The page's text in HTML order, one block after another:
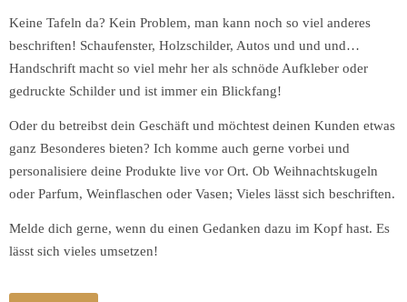
Keine Tafeln da? Kein Problem, man kann noch so viel anderes
beschriften! Schaufenster, Holzschilder, Autos und und und…
Handschrift macht so viel mehr her als schnöde Aufkleber oder
gedruckte Schilder und ist immer ein Blickfang!
Oder du betreibst dein Geschäft und möchtest deinen Kunden etwas
ganz Besonderes bieten? Ich komme auch gerne vorbei und
personalisiere deine Produkte live vor Ort. Ob Weihnachtskugeln
oder Parfum, Weinflaschen oder Vasen; Vieles lässt sich beschriften.
Melde dich gerne, wenn du einen Gedanken dazu im Kopf hast. Es
lässt sich vieles umsetzen!